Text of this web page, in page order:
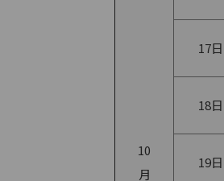
10
月
17日
18日
19日